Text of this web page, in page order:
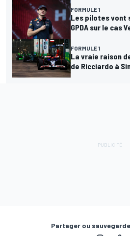
FORMULE 1
Les pilotes vont
GPDA sur le cas
FORMULE 1
La vraie raison
de Ricciardo à
Partager ou